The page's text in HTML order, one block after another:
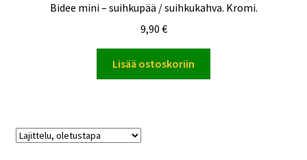
Bidee mini – suihkupää / suihkukahva. Kromi.
9,90 €
Lisää ostoskoriin